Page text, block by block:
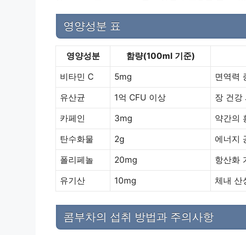
영양성분 표
영양성분 함량(100ml 기준)
비타민 C 5mg 면역력
유산균 1억 CFU 이상 장 건강
카페인 3mg 약간의
탄수화물 2g 에너지
폴리페놀 20mg 항산화
유기산 10mg 체내 산
콤부차의 섭취 방법과 주의사항